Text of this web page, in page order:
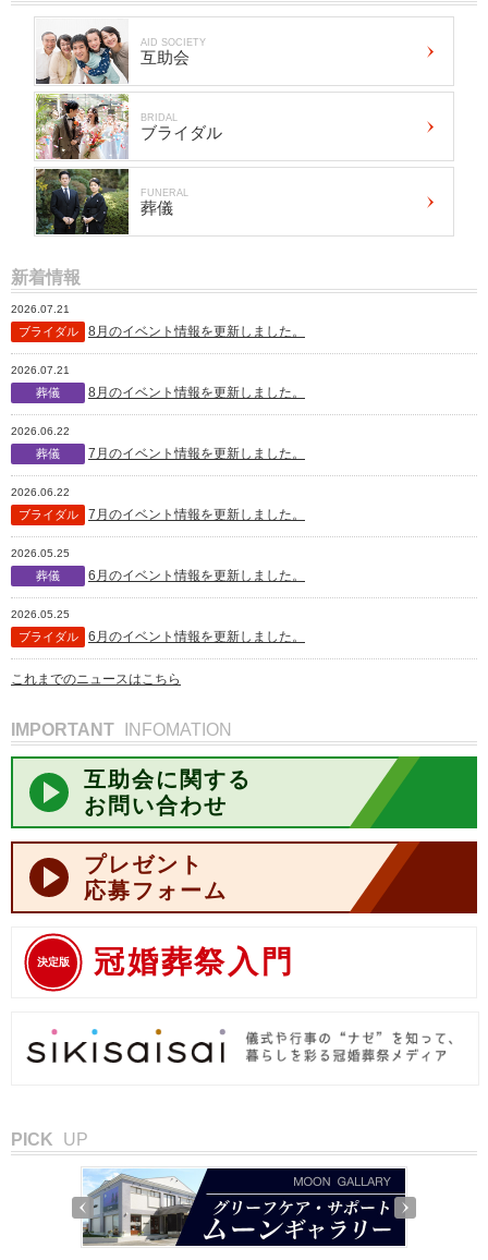
AID SOCIETY
互助会
BRIDAL
ブライダル
FUNERAL
葬儀
新着情報
2026.07.21
ブライダル 8月のイベント情報を更新しました。
2026.07.21
葬儀 8月のイベント情報を更新しました。
2026.06.22
葬儀 7月のイベント情報を更新しました。
2026.06.22
ブライダル 7月のイベント情報を更新しました。
2026.05.25
葬儀 6月のイベント情報を更新しました。
2026.05.25
ブライダル 6月のイベント情報を更新しました。
これまでのニュースはこちら
IMPORTANT INFOMATION
互助会に関する
お問い合わせ
プレゼント
応募フォーム
決定版 冠婚葬祭入門
PICK UP